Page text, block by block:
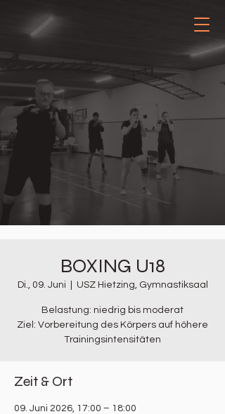
BOXING U18
Di., 09. Juni USZ Hietzing, Gymnastiksaal
Belastung: niedrig bis moderat
Ziel: Vorbereitung des Körpers auf höhere
Trainingsintensitäten
Zeit & Ort
09. Juni 2026, 17:00 – 18:00